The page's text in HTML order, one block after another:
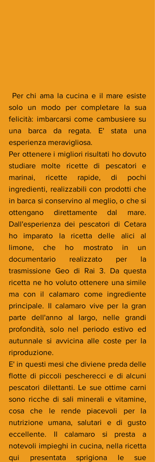
solo un modo per completare la sua
felicità: imbarcarsi come cambusiere su
una barca da regata. E' stata una
esperienza meravigliosa.
Per ottenere i migliori risultati ho dovuto
studiare molte ricette di pescatori e
marinai, ricette rapide, di pochi
ingredienti, realizzabili con prodotti che
in barca si conservino al meglio, o che si
ottengano direttamente dal mare.
Dall'esperienza dei pescatori di Cetara
ho imparato la ricetta delle alici al
limone, che ho mostrato in un
documentario realizzato per la
trasmissione Geo di Rai 3. Da questa
ricetta ne ho voluto ottenere una simile
ma con il calamaro come ingrediente
principale. Il calamaro vive per la gran
parte dell'anno al largo, nelle grandi
profondità, solo nel periodo estivo ed
autunnale si avvicina alle coste per la
riproduzione.
E' in questi mesi che diviene preda delle
flotte di piccoli pescherecci e di alcuni
pescatori dilettanti. Le sue ottime carni
sono ricche di sali minerali e vitamine,
cosa che le rende piacevoli per la
nutrizione umana, salutari e di gusto
eccellente. Il calamaro si presta a
notevoli impieghi in cucina, nella ricetta
qui presentata sprigiona le sue